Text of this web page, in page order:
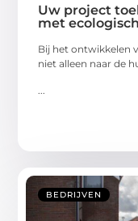
Uw project
met
Bij het ontwikkelen
niet alleen naar de
BEDRIJVEN